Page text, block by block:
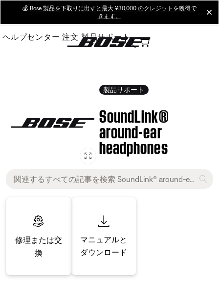
Main
💰 Bose 製品を下取りに出すと最大 ¥30,000 のクレジットを獲得で
きます。
ヘルプセンター 注文 製品サポート
製品サポート
SoundLink®
around-ear
headphones
修理または交
換
マニュアルと
ダウンロード